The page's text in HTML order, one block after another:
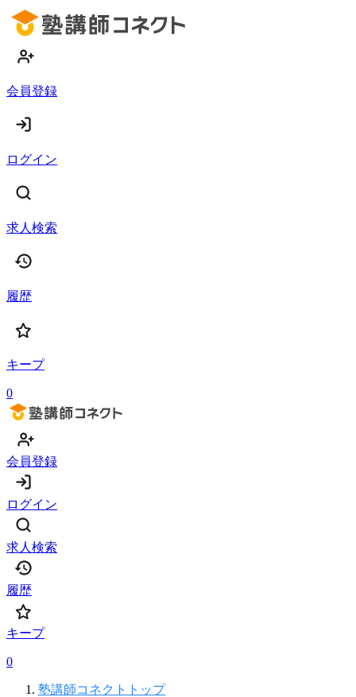
会員登録
ログイン
求人検索
履歴
キープ
0
会員登録
ログイン
求人検索
履歴
キープ
0
塾講師コネクトトップ